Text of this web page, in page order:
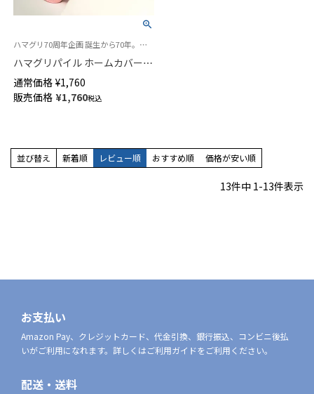
ハマグリ70周年企画 誕生から70年。熟練の職人技で作られた逸品 「ハマグリパイル」 冷えとり ルームソックス
ハマグリパイル ホームカバー
ハマグリちゃん刺しゅう 室内用
靴下 ルームソックス 93002601
通常価格 ¥1,760
販売価格 ¥1,760税込
並び替え 新着順 レビュー順 おすすめ順 価格が安い順
13件中 1-13件表示
お支払い
Amazon Pay、クレジットカード、代金引換、銀行振込、コンビニ後払
いがご利用になれます。詳しくはご利用ガイドをご利用ください。
配送・送料